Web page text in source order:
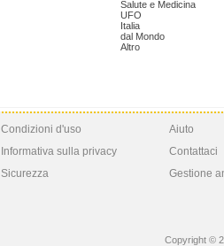
Salute e Medicina
UFO
Italia
dal Mondo
Altro
Condizioni d'uso
Informativa sulla privacy
Sicurezza
Aiuto
Contattaci
Gestione
Copyright ©